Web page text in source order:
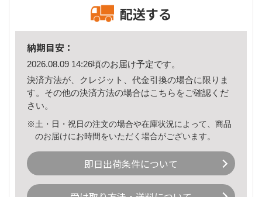
配送する
納期目安：
2026.08.09 14:26頃のお届け予定です。
決済方法が、クレジット、代金引換の場合に限りま
す。その他の決済方法の場合はこちら をご確認くだ
さい。
※土・日・祝日の注文の場合や在庫状況によって、商品
のお届けにお時間をいただく場合がございます。
即日出荷条件について